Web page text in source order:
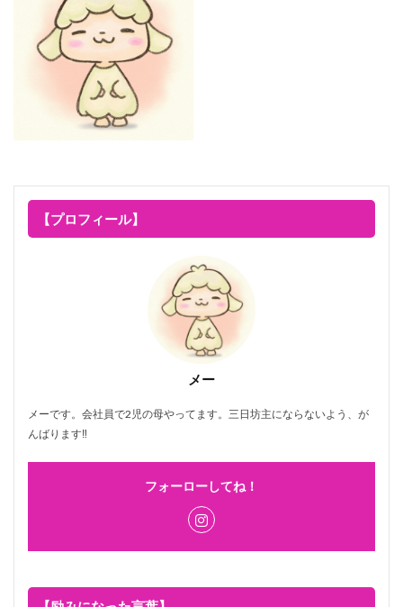
【プロフィール】
メー
メーです。会社員で2児の母やってます。三日坊主にならないよう、が
んばります‼
フォーローしてね！